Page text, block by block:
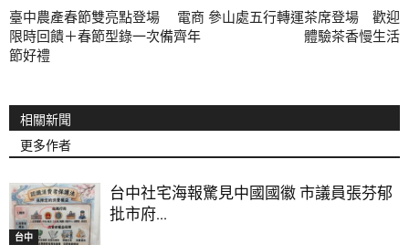
臺中農產春節雙亮點登場 電商
限時回饋＋春節型錄一次備齊年
節好禮
參山處五行轉運茶席登場 歡迎
體驗茶香慢生活
相關新聞
更多作者
台中
台中社宅海報驚見中國國徽 市議員張芬郁
批市府...